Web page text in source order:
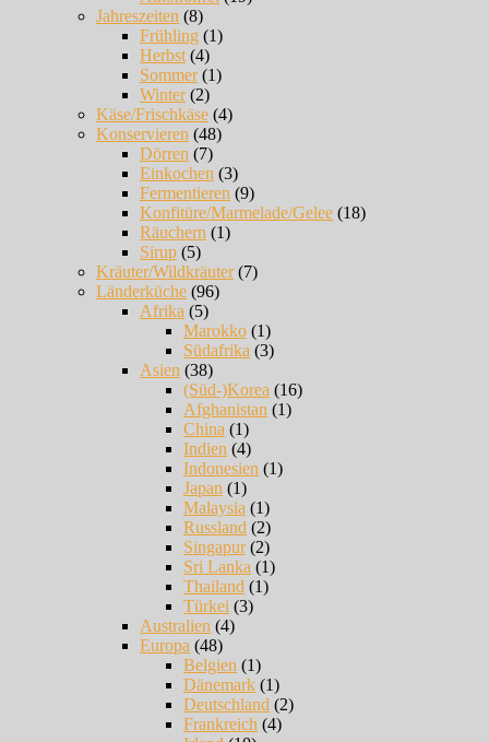
Jahreszeiten (8)
Frühling (1)
Herbst (4)
Sommer(1)
Winter(2)
Käse/Frischkäse (4)
Konservieren (48)
Dörren (7)
Einkochen (3)
Fermentieren (9)
Konfitüre/Marmelade/Gelee (18)
Räuchern (1)
Sirup (5)
Kräuter/Wildkräuter(7)
Länderküche (96)
Afrika (5)
Marokko (1)
Südafrika (3)
Asien (38)
(Süd-)Korea (16)
Afghanistan (1)
China (1)
Indien (4)
Indonesien (1)
Japan (1)
Malaysia (1)
Russland (2)
Singapur(2)
Sri Lanka (1)
Thailand (1)
Türkei (3)
Australien (4)
Europa (48)
Belgien (1)
Dänemark (1)
Deutschland (2)
Frankreich (4)